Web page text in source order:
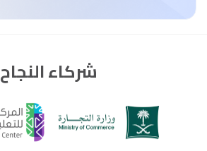
شركاء النجاح